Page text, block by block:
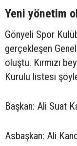
Yeni yönetim
Gönyeli Spor
gerçekleşen
oluştu. Kırmızı
Kurulu listesi
Başkan: Ali Suat
Asbaşkan: Ali